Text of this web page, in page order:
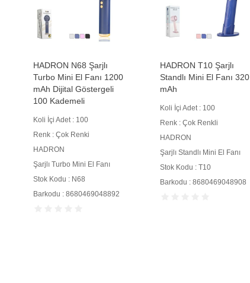
HADRON N68 Şarjlı
Turbo Mini El Fanı 1200
mAh Dijital Göstergeli
100 Kademeli
Koli İçi Adet : 100
Renk : Çok Renki
HADRON
Şarjlı Turbo Mini El Fanı
Stok Kodu : N68
Barkodu : 8680469048892
HADRON T10 Şarjlı
Standlı Mini El Fanı 320
mAh
Koli İçi Adet : 100
Renk : Çok Renkli
HADRON
Şarjlı Standlı Mini El Fanı
Stok Kodu : T10
Barkodu : 8680469048908